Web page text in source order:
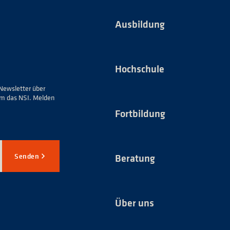
über
das NSI. Melden
Senden
Ausbildung
Hochschule
Fortbildung
Beratung
Über uns